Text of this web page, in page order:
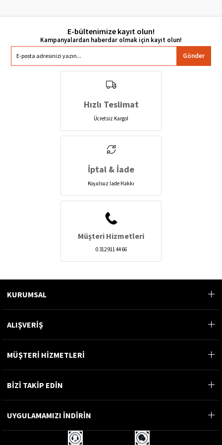
E-bültenimize kayıt olun!
Gönder
Hızlı Teslimat
Ücretsiz Kargo!
İptal & İade
Koşulsuz İade Hakkı
Müşteri Hizmetleri
0 312 911 44 66
KURUMSAL
ALIŞVERİŞ
MÜŞTERİ HİZMETLERİ
BİZİ TAKİP EDİN
UYGULAMAMIZI İNDİRİN